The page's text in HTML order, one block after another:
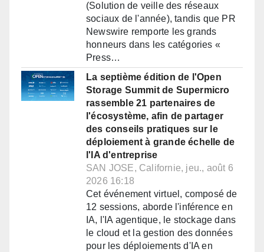
(Solution de veille des réseaux
sociaux de l'année), tandis que PR
Newswire remporte les grands
honneurs dans les catégories «
Press…
La septième édition de l'Open
Storage Summit de Supermicro
rassemble 21 partenaires de
l'écosystème, afin de partager
des conseils pratiques sur le
déploiement à grande échelle de
l'IA d'entreprise
SAN JOSE, Californie, jeu., août 6
2026 16:18
Cet événement virtuel, composé de
12 sessions, aborde l'inférence en
IA, l'IA agentique, le stockage dans
le cloud et la gestion des données
pour les déploiements d'IA en